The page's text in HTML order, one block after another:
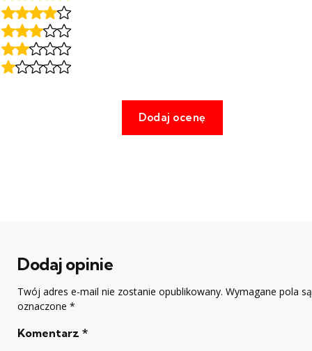
Dodaj opinie
Twój adres e-mail nie zostanie opublikowany. Wymagane pola są
oznaczone *
Komentarz *